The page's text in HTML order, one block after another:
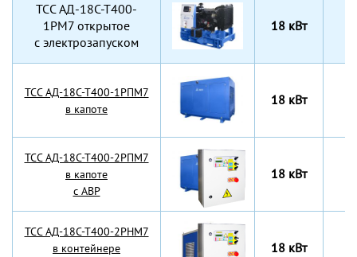
TCC АД-18С-Т400-
1РМ7 открытое
с электрозапуском
18 кВт
TCC АД-18С-Т400-1РПМ7
в капоте
18 кВт
TCC АД-18С-Т400-2РПМ7
в капоте
с АВР
18 кВт
TCC АД-18С-Т400-2РНМ7
в контейнере
18 кВт